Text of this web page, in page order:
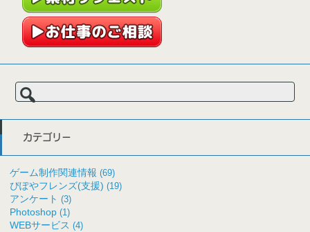
検
索:
カテゴリー
ゲーム制作関連情報 (69)
ぴぽやフレンズ(支援) (19)
アンケート (3)
Photoshop (1)
WEBサービス (4)